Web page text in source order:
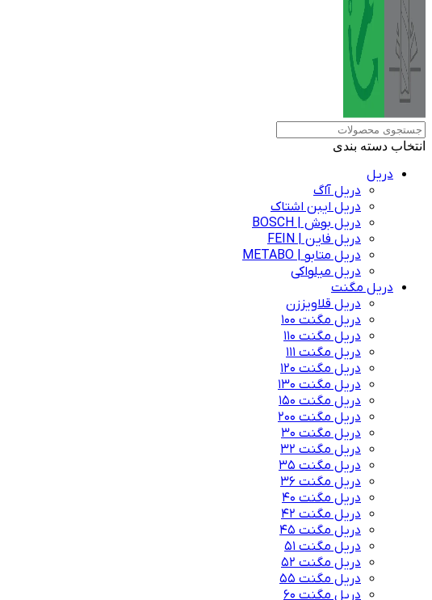
انتخاب دسته بندی
دریل
دریل آاگ
دریل ایبن اشتاک
دریل بوش | BOSCH
دریل فاین | FEIN
دریل متابو | METABO
دریل میلواکی
دریل مگنت
دریل قلاویززن
دریل مگنت 100
دریل مگنت 110
دریل مگنت 111
دریل مگنت 120
دریل مگنت 130
دریل مگنت 150
دریل مگنت 200
دریل مگنت 30
دریل مگنت 32
دریل مگنت 35
دریل مگنت 36
دریل مگنت 40
دریل مگنت 42
دریل مگنت 45
دریل مگنت 51
دریل مگنت 52
دریل مگنت 55
دریل مگنت 60